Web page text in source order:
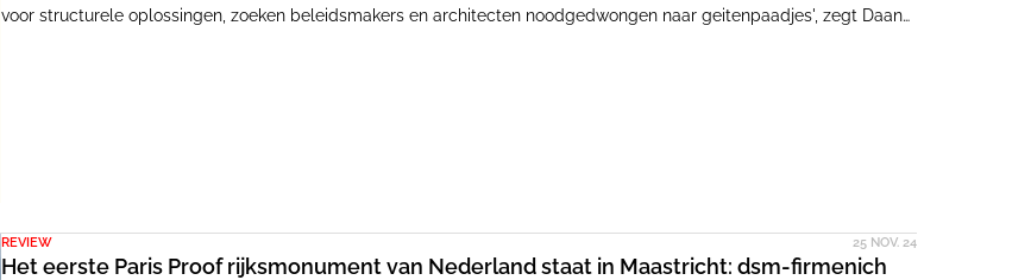
voor structurele oplossingen, zoeken beleidsmakers en architecten noodgedwongen naar geitenpaadjes', zegt Daan
REVIEW 25 NOV. 24
Het eerste Paris Proof rijksmonument van Nederland staat in Maastricht: dsm-firmenich